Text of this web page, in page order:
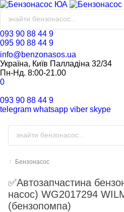
093 90 88 44 9
095 90 88 44 9
info@benzonasos.ua
Україна, Київ Палладіна 32/34
Пн-Нд. 8:00-21.00
0
093 90 88 44 9
telegram whatsapp viber skype
Бензонасос
✅Автозапчастина
насос) WG2017294
(бензопомпа)